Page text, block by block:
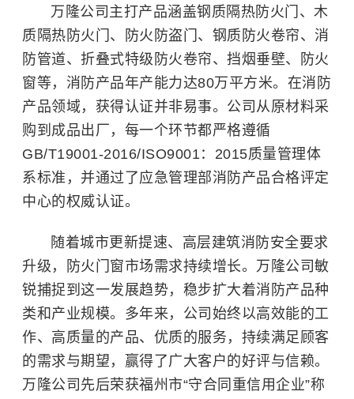
万隆公司主打产品涵盖钢质隔热防火门、木
质隔热防火门、防火防盗门、钢质防火卷帘、消
防管道、折叠式特级防火卷帘、挡烟垂壁、防火
窗等，消防产品年产能力达80万平方米。在消防
产品领域，获得认证并非易事。公司从原材料采
购到成品出厂，每一个环节都严格遵循
GB/T19001-2016/ISO9001：2015质量管理体
系标准，并通过了应急管理部消防产品合格评定
中心的权威认证。
随着城市更新提速、高层建筑消防安全要求
升级，防火门窗市场需求持续增长。万隆公司敏
锐捕捉到这一发展趋势，稳步扩大着消防产品种
类和产业规模。多年来，公司始终以高效能的工
作、高质量的产品、优质的服务，持续满足顾客
的需求与期望，赢得了广大客户的好评与信赖。
万隆公司先后荣获福州市“守合同重信用企业”称